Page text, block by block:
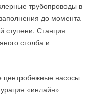
трубопроводы в
до момента
ступени. Станция
столба и
центробежные насосы
«инлайн»